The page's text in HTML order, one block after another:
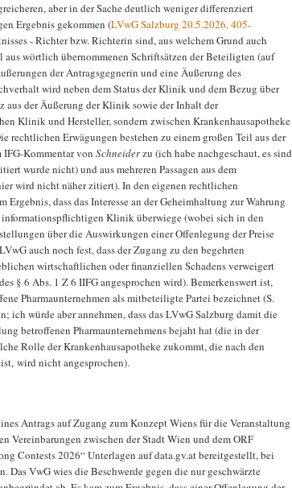
aber in der Sache deutlich weniger differenziert
Ergebnis gekommen (LVwG Salzburg 20.5.2026, 405-
- Richter bzw. Richterin sind, aus welchem Grund auch
wörtlich übernommenen Schriftsätzen der Beteiligten (auf
der Antragsgegnerin und eine Äußerung des
wird neben dem Status der Klinik und dem Bezug über
der Äußerung der Klinik sowie der Inhalt der
Klinik und Hersteller, sondern zwischen Krankenhausapotheke
rechtlichen Erwägungen bestehen zu einem großen Teil aus der
IFG-Kommentar von Schneiderzu (ich habe nachgeschaut, es sind
wurde nicht) und aus mehreren Passagen aus dem
wird nicht näher zitiert). In den eigenen rechtlichen
dass das Interesse an der Geheimhaltung zur Wahrung
informationspflichtigen Klinik überwiege (wobei sich in den
über die Auswirkungen einer Offenlegung der Preise
auch noch fest, dass der Zugang zu den begehrten
wirtschaftlichen oder finanziellen Schadens verweigert
§ 6 Abs. 1 Z 6 IIFG angesprochen wird). Bemerkenswert ist,
Pharmaunternehmen als mitbeteiligte Partei bezeichnet (S.
ich würde aber annehmen, dass das LVwG Salzburg damit die
betroffenen Pharmaunternehmens bejaht hat (die in der
Rolle der Krankenhausapotheke zukommt, die nach den
wird nicht angesprochen).
Antrags auf Zugang zum Konzept Wiens für die Veranstaltung
Vereinbarungen zwischen der Stadt Wien und dem ORF
Contests 2026“ Unterlagen auf data.gv.at bereitgestellt, bei
Das VwG wies die Beschwerde gegen die nur geschwärzte